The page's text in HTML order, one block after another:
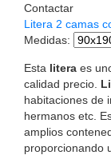
Contactar
Litera 2 camas
Medidas:
Esta litera es
calidad precio.
habitaciones de
hermanos etc.
amplios
proporcionando